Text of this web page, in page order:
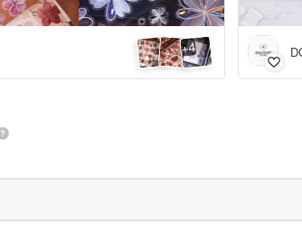
+4